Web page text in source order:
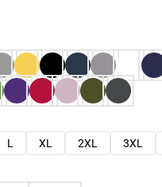
L XL 2XL 3XL